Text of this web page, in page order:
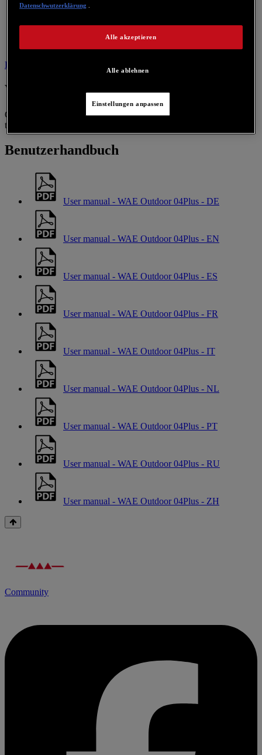
Benutzerhandbuch
Warnung
Quick start: Active your Bluetooth devices Turn on BTP-04 Pairing
the device with BTP-04 Play musics
Benutzerhandbuch
User manual - WAE Outdoor 04Plus - DE
User manual - WAE Outdoor 04Plus - EN
User manual - WAE Outdoor 04Plus - ES
User manual - WAE Outdoor 04Plus - FR
User manual - WAE Outdoor 04Plus - IT
User manual - WAE Outdoor 04Plus - NL
User manual - WAE Outdoor 04Plus - PT
User manual - WAE Outdoor 04Plus - RU
User manual - WAE Outdoor 04Plus - ZH
Community
Datenschwutzerklärung
Alle ablehnen
Alle akzeptieren
Einstellungen anpassen